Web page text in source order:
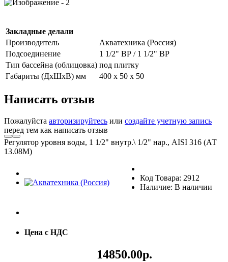
Закладные делали
Производитель
Акватехника (Россия)
Подсоединение
1 1/2" ВР / 1 1/2" ВР
Тип бассейна (облицовка) под плитку
Габариты (ДxШxВ) мм
400 х 50 х 50
Написать отзыв
Пожалуйста авторизируйтесь или создайте учетную запись
перед тем как написать отзыв
Регулятор уровня воды, 1 1/2" внутр.\ 1/2" нар., AISI 316 (АТ
13.08M)
Код Товара: 2912
Наличие: В наличии
Цена с НДС
14850.00р.